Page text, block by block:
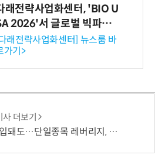
래전략사업화센터, 'BIO U
2026'서 글로벌 빅파마
의 비즈니스 미팅 지원…K
이오 해외 진출 교두보 확
래전략사업화센터] 뉴스룸 바
가기>
사 더보기
단일종목 레버리지, 거래 가능성 희박